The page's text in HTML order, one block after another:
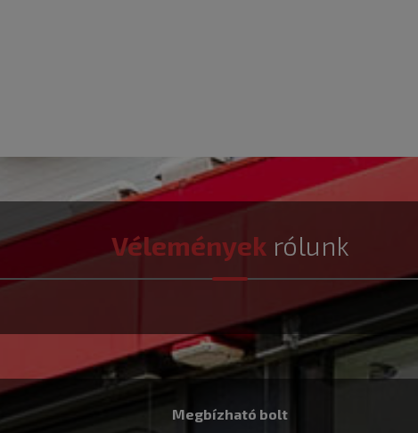
Véleményekrólunk
Megbízható bolt